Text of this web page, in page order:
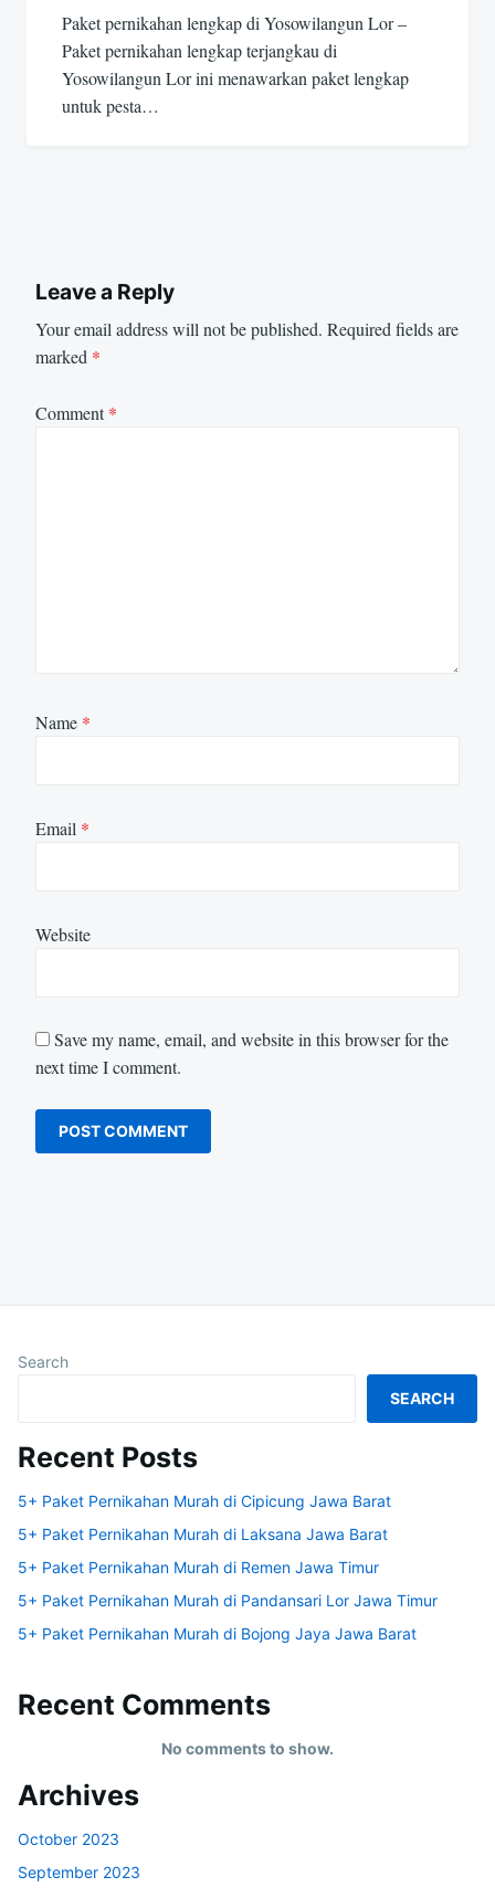
Paket pernikahan lengkap di Yosowilangun Lor –
Paket pernikahan lengkap terjangkau di
Yosowilangun Lor ini menawarkan paket lengkap
untuk pesta…
Leave a Reply
Your email address will not be published. Required fields are
marked *
Comment*
Name *
Email *
Website
Save my name, email, and website in this browser for the
next time I comment.
Search
SEARCH
Recent Posts
5+ Paket Pernikahan Murah di Cipicung Jawa Barat
5+ Paket Pernikahan Murah di Laksana Jawa Barat
5+ Paket Pernikahan Murah di Remen Jawa Timur
5+ Paket Pernikahan Murah di Pandansari Lor Jawa Timur
5+ Paket Pernikahan Murah di Bojong Jaya Jawa Barat
Recent Comments
No comments to show.
Archives
October 2023
September 2023